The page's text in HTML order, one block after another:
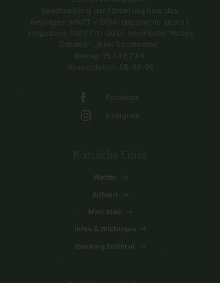
Facebook
Instagram
Beschreibung der Förderung bzw. des
Beitrages: MIMIT – DGIAI pagamento quota 1
erogazione DM 27-11-2013, contributo “Nuova
Sabatini”, „Beni Strumentali“
Betrag: 15.432,73 €
Inkassodatum: 05-03-26
Nützliche Links
Wetter
Anfahrt
Mair Mair
Infos & Wichtiges
Booking Südtirol